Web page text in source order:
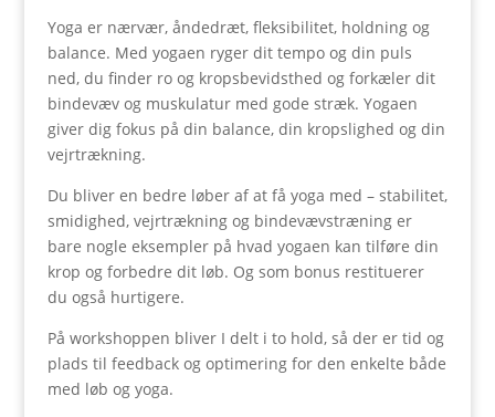
Yoga er nærvær, åndedræt, fleksibilitet, holdning og
balance. Med yogaen ryger dit tempo og din puls
ned, du finder ro og kropsbevidsthed og forkæler dit
bindevæv og muskulatur med gode stræk. Yogaen
giver dig fokus på din balance, din kropslighed og din
vejrtrækning.
Du bliver en bedre løber af at få yoga med – stabilitet,
smidighed, vejrtrækning og bindevævstræning er
bare nogle eksempler på hvad yogaen kan tilføre din
krop og forbedre dit løb. Og som bonus restituerer
du også hurtigere.
På workshoppen bliver I delt i to hold, så der er tid og
plads til feedback og optimering for den enkelte både
med løb og yoga.